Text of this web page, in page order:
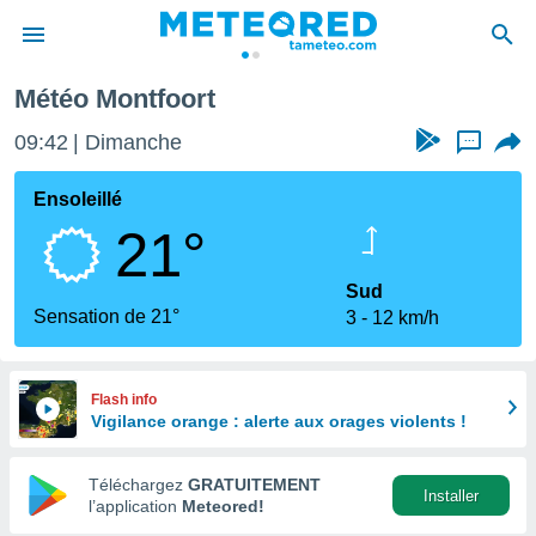
de
Météo Montfoort
09:42 Dimanche ...
Ensoleillé
21°
Sensation de 21°
Sud
3
12 km/h
Flash info
Vigilance orange : alerte aux orages violents !
Téléchargez GRATUITEMENT
l’application Meteored!
Installer